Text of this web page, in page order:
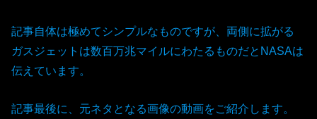
記事自体は極めてシンプルなものですが、両側に拡がる
ガスジェットは数百万兆マイルにわたるものだとNASAは
伝えています。
記事最後に、元ネタとなる画像の動画をご紹介します。